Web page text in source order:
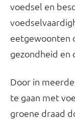
voedsel en
eetgewoonten
gezondheid en
Door in
te gaan met
groene draad